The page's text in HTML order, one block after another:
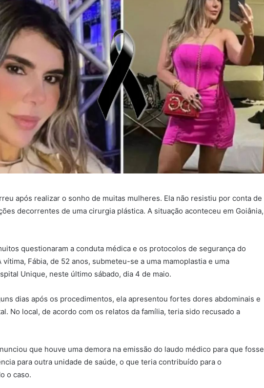
após realizar o sonho de muitas mulheres. Ela não resistiu por conta de
decorrentes de uma cirurgia plástica. A situação aconteceu em Goiânia,
questionaram a conduta médica e os protocolos de segurança do
Fábia, de 52 anos, submeteu-se a uma mamoplastia e uma
Unique, neste último sábado, dia 4 de maio.
dias após os procedimentos, ela apresentou fortes dores abdominais e
No local, de acordo com os relatos da família, teria sido recusado a
que houve uma demora na emissão do laudo médico para que fosse
para outra unidade de saúde, o que teria contribuído para o
o caso.